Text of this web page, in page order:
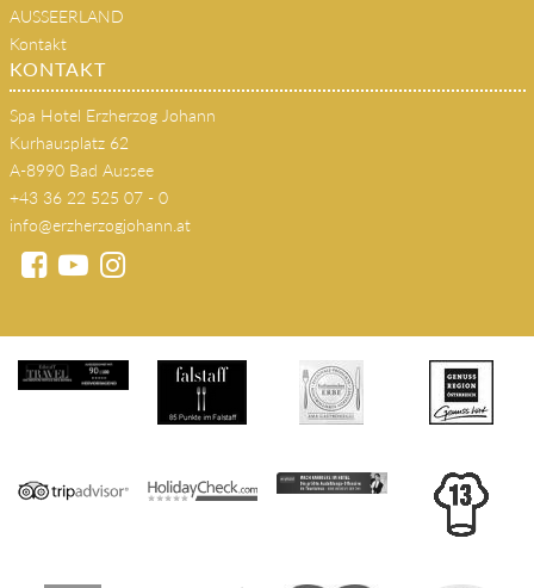
AUSSEERLAND
Kontakt
KONTAKT
Spa Hotel Erzherzog Johann
Kurhausplatz 62
A-8990 Bad Aussee
+43 36 22 525 07 - 0
info@erzherzogjohann.at